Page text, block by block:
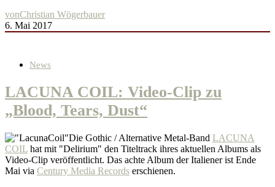
vonChristian Wögerbauer
6. Mai 2017
News
LACUNA COIL: Video-Clip zu
„Blood, Tears, Dust“
Die Gothic / Alternative Metal-Band LACUNA
COIL hat mit "Delirium" den Titeltrack ihres aktuellen Albums als
Video-Clip veröffentlicht. Das achte Album der Italiener ist Ende
Mai via Century Media Records erschienen.